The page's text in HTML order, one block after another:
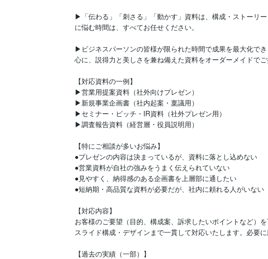
▶「伝わる」「刺さる」「動かす」資料は、構成・ストーリ
に悩む時間は、すべてお任せください。
▶ビジネスパーソンの皆様が限られた時間で成果を最大化で
心に、説得力と美しさを兼ね備えた資料をオーダーメイドでご
【対応資料の一例】
▶営業用提案資料（社外向けプレゼン）
▶新規事業企画書（社内起案・稟議用）
▶セミナー・ピッチ・IR資料（社外プレゼン用）
▶調査報告資料（経営層・役員説明用）
【特にご相談が多いお悩み】
●プレゼンの内容は決まっているが、資料に落とし込めない
●営業資料が自社の強みをうまく伝えられていない
●見やすく、納得感のある企画書を上層部に通したい
●短納期・高品質な資料が必要だが、社内に頼れる人がいない
【対応内容】
お客様のご要望（目的、構成案、訴求したいポイントなど）
スライド構成・デザインまで一貫して対応いたします。必要
【過去の実績（一部）】